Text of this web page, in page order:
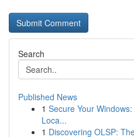
Search
Published News
1 Secure Your
Loca...
1 Discovering OLSP: